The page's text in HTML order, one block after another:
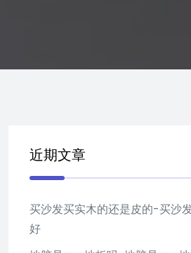
近期文章
买沙发买实木的还是皮的-买沙
好